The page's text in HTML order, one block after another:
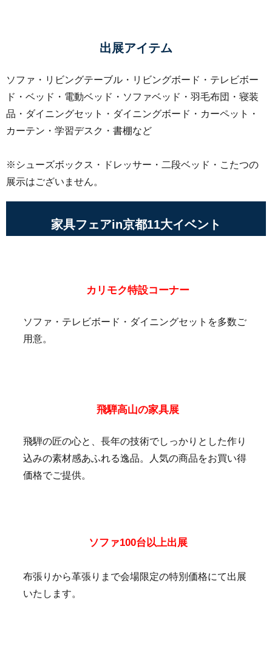
出展アイテム
ソファ・リビングテーブル・リビングボード・テレビボー
ド・ベッド・電動ベッド・ソファベッド・羽毛布団・寝装
品・ダイニングセット・ダイニングボード・カーペット・
カーテン・学習デスク・書棚など
※シューズボックス・ドレッサー・二段ベッド・こたつの
展示はございません。
家具フェアin京都11大イベント
カリモク特設コーナー
ソファ・テレビボード・ダイニングセットを多数ご
用意。
飛騨高山の家具展
飛騨の匠の心と、長年の技術でしっかりとした作り
込みの素材感あふれる逸品。人気の商品をお買い得
価格でご提供。
ソファ100台以上出展
布張りから革張りまで会場限定の特別価格にて出展
いたします。